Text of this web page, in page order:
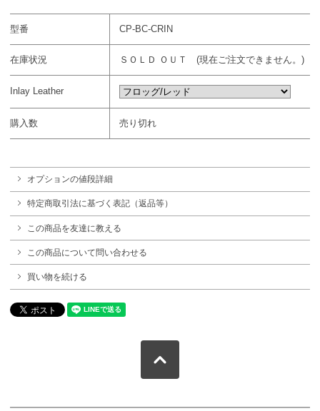
型番 CP-BC-CRIN
在庫状況 ＳＯＬＤ ＯＵＴ (現在ご注文できません。)
Inlay Leather
購入数 売り切れ
オプションの値段詳細
特定商取引法に基づく表記（返品等）
この商品を友達に教える
この商品について問い合わせる
買い物を続ける